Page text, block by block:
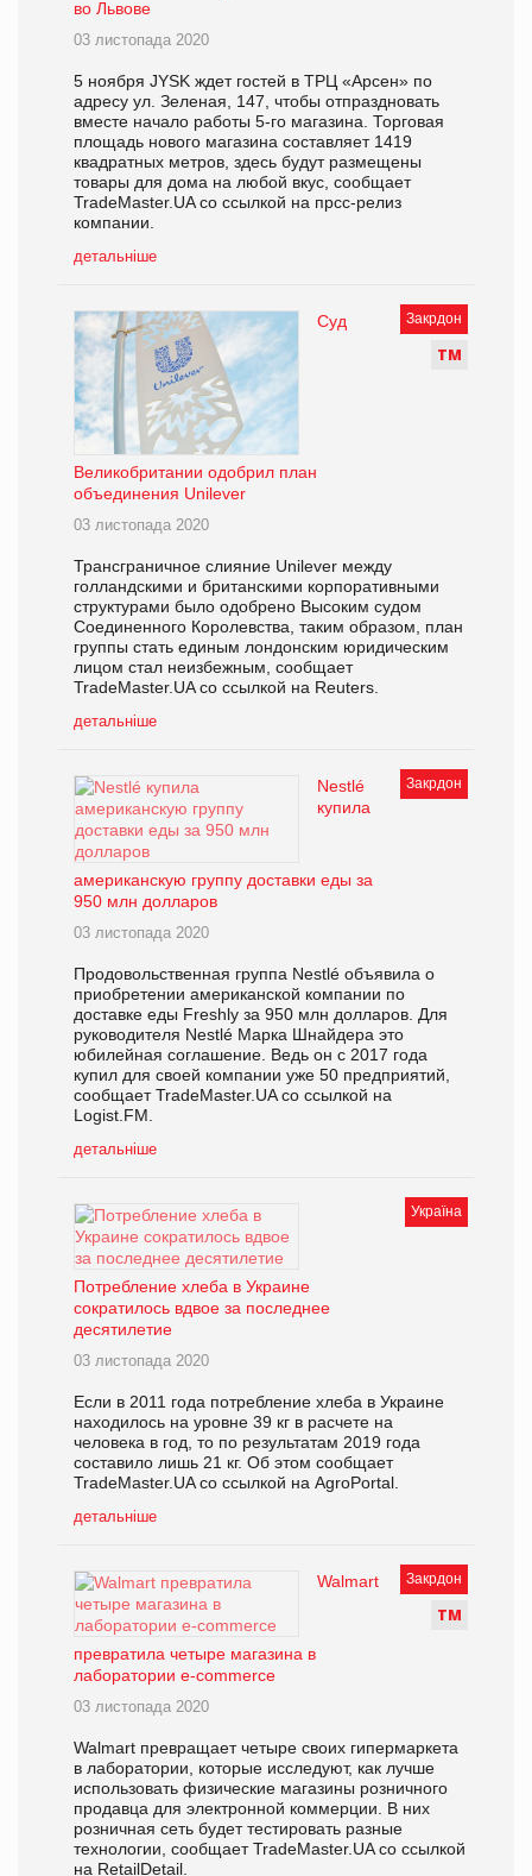
во Львове
03 листопада 2020
5 ноября JYSK ждет гостей в ТРЦ «Арсен» по
адресу ул. Зеленая, 147, чтобы отпраздновать
вместе начало работы 5-го магазина. Торговая
площадь нового магазина составляет 1419
квадратных метров, здесь будут размещены
товары для дома на любой вкус, сообщает
TradeMaster.UA со ссылкой на прсс-релиз
компании.
детальніше
Закрдон
ТМ
Суд
Великобритании одобрил план
объединения Unilever
03 листопада 2020
Трансграничное слияние Unilever между
голландскими и британскими корпоративными
структурами было одобрено Высоким судом
Соединенного Королевства, таким образом, план
группы стать единым лондонским юридическим
лицом стал неизбежным, сообщает
TradeMaster.UA со ссылкой на Reuters.
детальніше
Закрдон
Nestlé
купила
американскую группу доставки еды за
950 млн долларов
03 листопада 2020
Продовольственная группа Nestlé объявила о
приобретении американской компании по
доставке еды Freshly за 950 млн долларов. Для
руководителя Nestlé Марка Шнайдера это
юбилейная соглашение. Ведь он с 2017 года
купил для своей компании уже 50 предприятий,
сообщает TradeMaster.UA со ссылкой на
Logist.FM.
детальніше
Україна
Потребление хлеба в Украине
сократилось вдвое за последнее
десятилетие
03 листопада 2020
Если в 2011 года потребление хлеба в Украине
находилось на уровне 39 кг в расчете на
человека в год, то по результатам 2019 года
составило лишь 21 кг. Об этом сообщает
TradeMaster.UA со ссылкой на AgroPortal.
детальніше
Закрдон
ТМ
Walmart
превратила четыре магазина в
лаборатории e-commerce
03 листопада 2020
Walmart превращает четыре своих гипермаркета
в лаборатории, которые исследуют, как лучше
использовать физические магазины розничного
продавца для электронной коммерции. В них
розничная сеть будет тестировать разные
технологии, сообщает TradeMaster.UA со ссылкой
на RetailDetail.